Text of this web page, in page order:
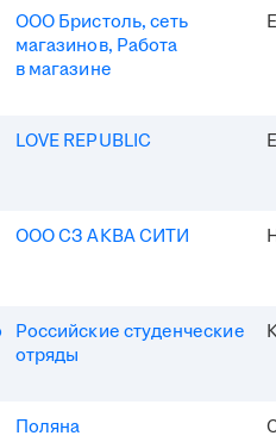
ООО Бристоль, сеть
магазинов, Работа
в магазине
LOVE REPUBLIC
ООО СЗ АКВА СИТИ
Российские студенческие
отряды
Поляна